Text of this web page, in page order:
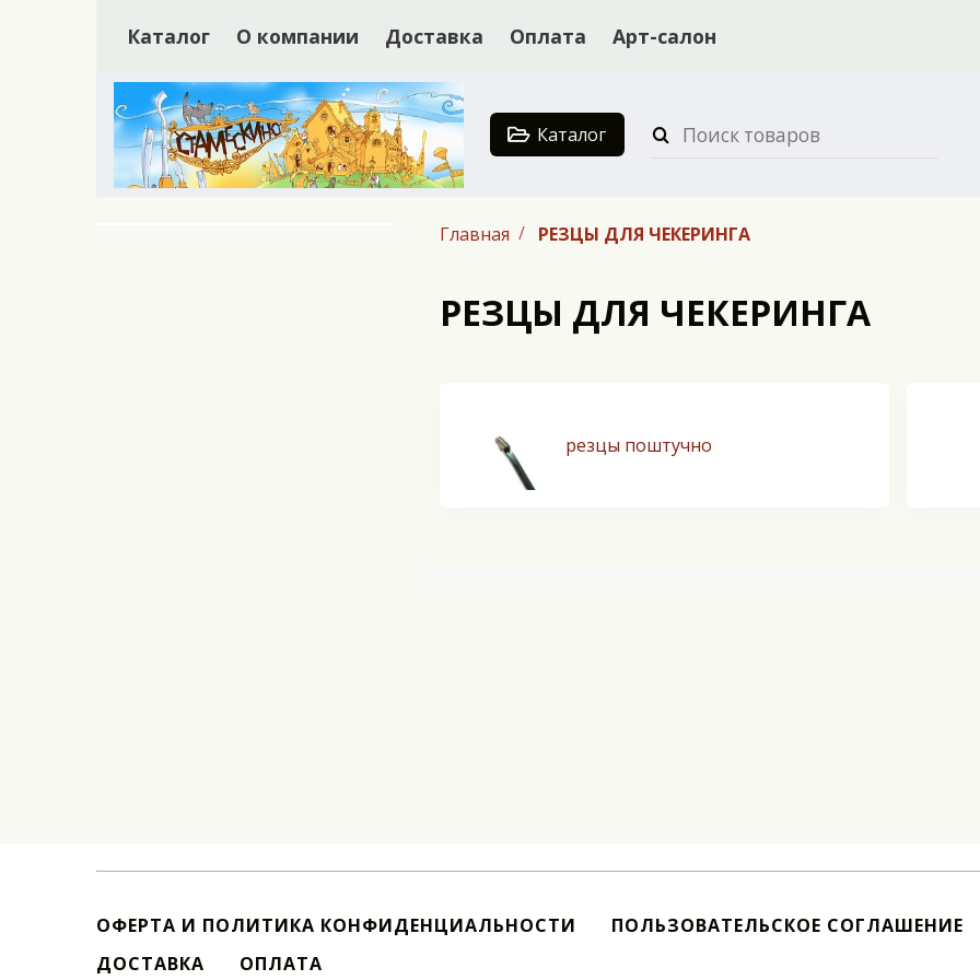
Каталог О компании Доставка Оплата Арт-салон
Каталог
Главная РЕЗЦЫ ДЛЯ ЧЕКЕРИНГА
РЕЗЦЫ ДЛЯ ЧЕКЕРИНГА
резцы поштучно
ОФЕРТА И ПОЛИТИКА КОНФИДЕНЦИАЛЬНОСТИ
ПОЛЬЗОВАТЕЛЬСКОЕ СОГЛАШЕНИЕ
ДОСТАВКА
ОПЛАТА